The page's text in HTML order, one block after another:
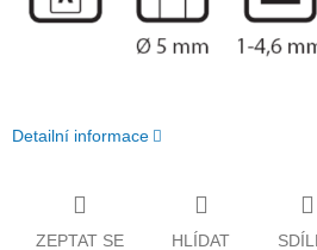
Detailní informace
ZEPTAT SE HLÍDAT